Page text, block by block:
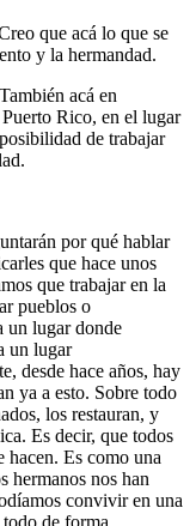
que acá lo que se
y la hermandad.
acá en
Rico, en el lugar
de trabajar
por qué hablar
que hace unos
que trabajar en la
pueblos o
un lugar donde
un lugar
desde hace años, hay
ya a esto. Sobre todo
los restauran, y
Es decir, que todos
hacen. Es como una
hermanos nos han
convivir en una
de forma